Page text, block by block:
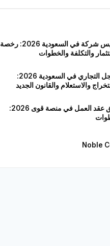
تأسيس شركة في السعودية 2026: رخصة
والتكلفة والخطوات
السجل التجاري في السعودية 2026:
والاستعلام والقانون الجديد
توثيق عقد العمل في منصة قوى 2026:
Noble